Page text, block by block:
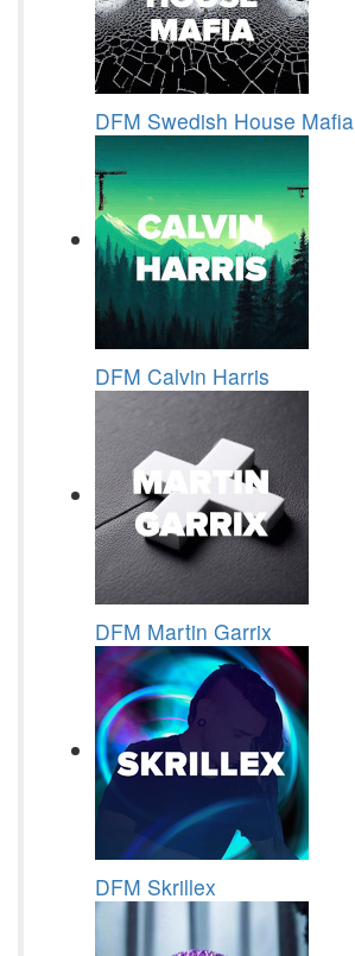
DFM Swedish House Mafia
DFM Calvin Harris
DFM Martin Garrix
DFM Skrillex